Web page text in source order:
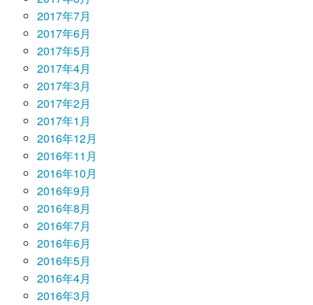
2017年7月
2017年6月
2017年5月
2017年4月
2017年3月
2017年2月
2017年1月
2016年12月
2016年11月
2016年10月
2016年9月
2016年8月
2016年7月
2016年6月
2016年5月
2016年4月
2016年3月